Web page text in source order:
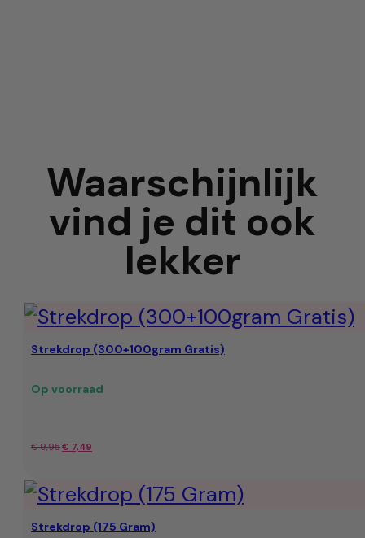
Waarschijnlijk
vind je dit ook
lekker
Strekdrop (300+100gram Gratis)
Op voorraad
€9,95Oorspronkelijke
was:
€ 9,95.
€ 7,49
is:
€ 7,49.
Strekdrop (175 Gram)